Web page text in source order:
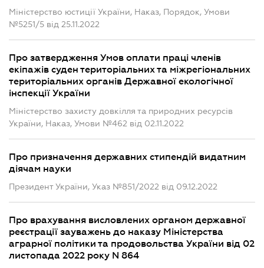
Міністерство юстиції України, Наказ, Порядок, Умови
№5251/5 від 25.11.2022
Про затвердження Умов оплати праці членів
екіпажів суден територіальних та міжрегіональних
територіальних органів Державної екологічної
інспекції України
Міністерство захисту довкілля та природних ресурсів
України, Наказ, Умови №462 від 02.11.2022
Про призначення державних стипендій видатним
діячам науки
Президент України, Указ №851/2022 від 09.12.2022
Про врахування висловлених органом державної
реєстрації зауважень до наказу Міністерства
аграрної політики та продовольства України від 02
листопада 2022 року N 864